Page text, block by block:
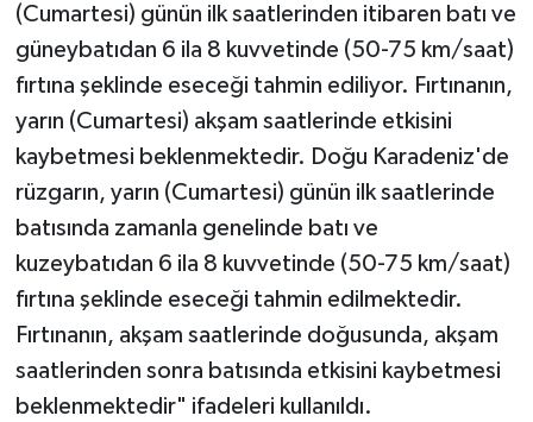
(Cumartesi) günün ilk saatlerinden itibaren batı ve
güneybatıdan 6 ila 8 kuvvetinde (50-75 km/saat)
fırtına şeklinde eseceği tahmin ediliyor. Fırtınanın,
yarın (Cumartesi) akşam saatlerinde etkisini
kaybetmesi beklenmektedir. Doğu Karadeniz'de
rüzgarın, yarın (Cumartesi) günün ilk saatlerinde
batısında zamanla genelinde batı ve
kuzeybatıdan 6 ila 8 kuvvetinde (50-75 km/saat)
fırtına şeklinde eseceği tahmin edilmektedir.
Fırtınanın, akşam saatlerinde doğusunda, akşam
saatlerinden sonra batısında etkisini kaybetmesi
beklenmektedir" ifadeleri kullanıldı.